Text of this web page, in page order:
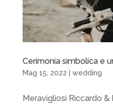
Cerimonia simbolica e
Mag 15, 2022 wedding
Meravigliosi Riccardo &